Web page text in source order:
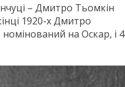
– Дмитро Тьомкін
1920-х Дмитро
на Оскар, і 4